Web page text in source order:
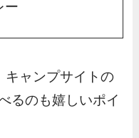
ー
キャンプサイトの
るのも嬉しいポイ